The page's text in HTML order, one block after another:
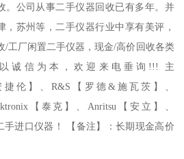
。公司从事二手仪器回收已有多年。并
，苏州等，二手仪器行业中享有美评，
/工厂闲置二手仪器，现金/高价回收各类
诚信为本，欢迎来电垂询!!! 主
捷伦】、R&S【罗德&施瓦茨】、
【泰克】、Anritsu【安立】、
进口仪器！ 【备注】：长期现金高价